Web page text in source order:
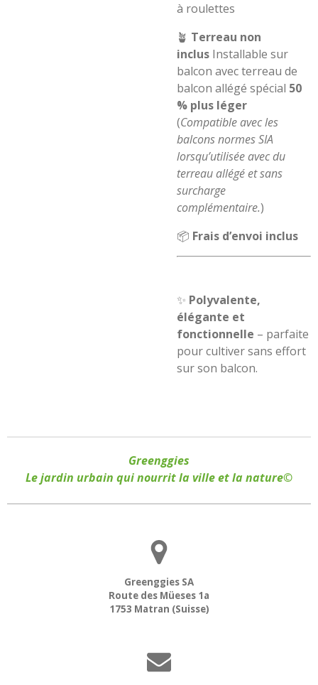
à roulettes
🪴 Terreau non
inclus Installable sur
balcon avec terreau de
balcon allégé spécial 50
% plus léger
(Compatible avec les
balcons normes SIA
lorsqu’utilisée avec du
terreau allégé et sans
surcharge
complémentaire.)
📦 Frais d’envoi inclus
✨ Polyvalente,
élégante et
fonctionnelle – parfaite
pour cultiver sans effort
sur son balcon.
Greenggies
Le jardin urbain qui nourrit la ville et la nature©
Greenggies SA
Route des Müeses 1a
1753 Matran (Suisse)